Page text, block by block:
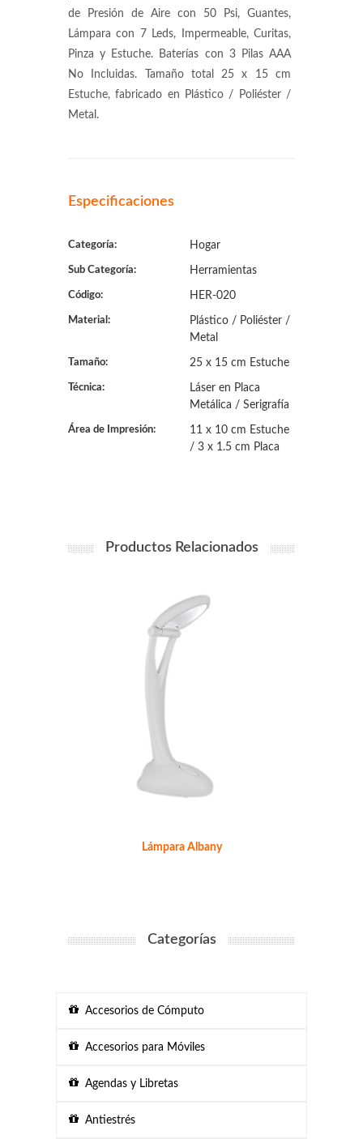
de Presión de Aire con 50 Psi, Guantes,
Lámpara con 7 Leds, Impermeable, Curitas,
Pinza y Estuche. Baterías con 3 Pilas AAA
No Incluidas. Tamaño total 25 x 15 cm
Estuche, fabricado en Plástico / Poliéster /
Metal.
Especificaciones
Categoría: Hogar
Sub Categoría: Herramientas
Código: HER-020
Material:
Plástico / Poliéster /
Metal
Tamaño: 25 x 15 cm Estuche
Técnica:
Láser en Placa
Metálica / Serigrafía
Área de Impresión:
11 x 10 cm Estuche
/ 3 x 1.5 cm Placa
Productos Relacionados
Lámpara Albany
Categorías
Accesorios de Cómputo
Accesorios para Móviles
Agendas y Libretas
Antiestrés